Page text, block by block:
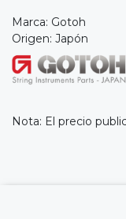
Marca: Gotoh
Origen: Japón
Nota: El precio